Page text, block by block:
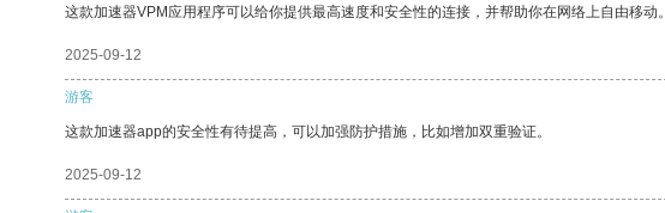
这款加速器VPM应用程序可以给你提供最高速度和安全性的连接，并帮助你在网络上自由移动。
2025-09-12
游客
这款加速器app的安全性有待提高，可以加强防护措施，比如增加双重验证。
2025-09-12